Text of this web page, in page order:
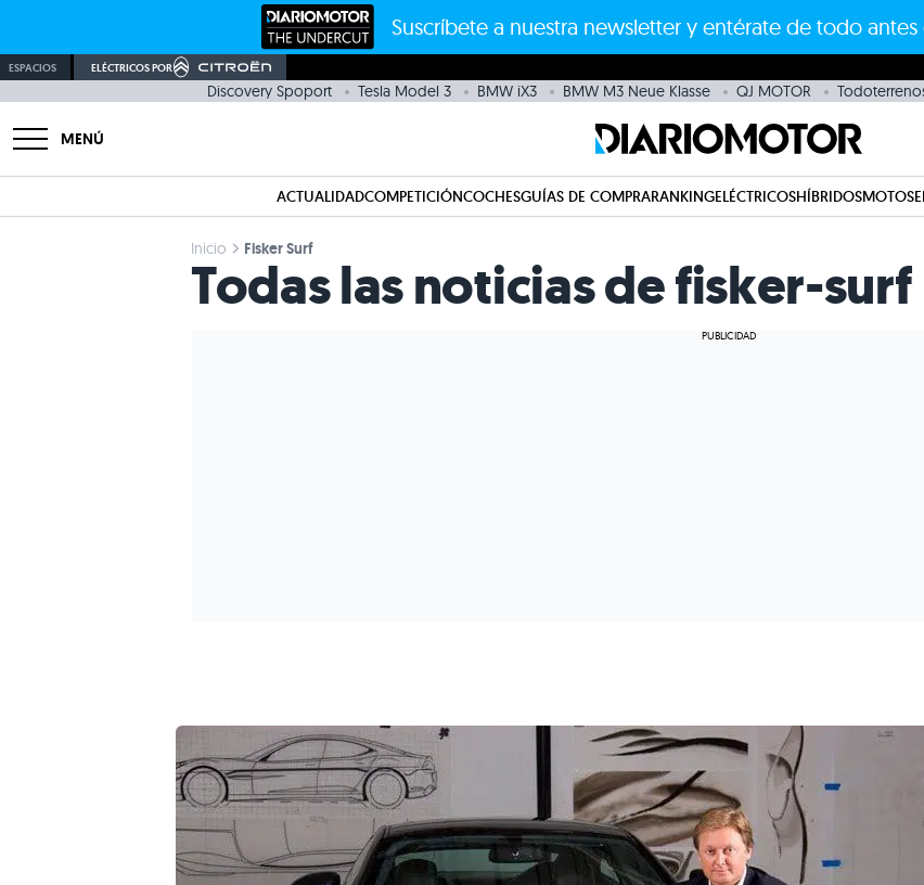
Suscríbete a nuestra newsletter y entérate de todo antes
ESPACIOS ELÉCTRICOS POR
Discovery Spoport Tesla Model 3 BMW iX3 BMW M3 Neue Klasse QJ MOTOR
MENÚ
ACTUALIDADCOMPETICIÓNCOCHESGUÍAS DE COMPRARANKINGELÉCTRICOSHÍBRIDOSMOTOS
Inicio Fisker Surf
Todas las noticias de fisker-surf